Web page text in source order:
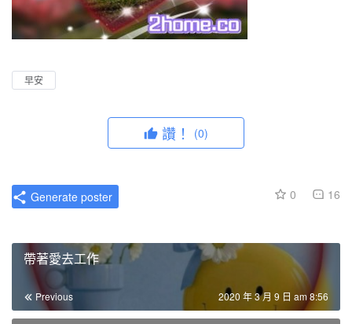
早安
讚！ (0)
0 16
Generate poster
帶著愛去工作
Previous 2020 年 3 月 9 日 am 8:56